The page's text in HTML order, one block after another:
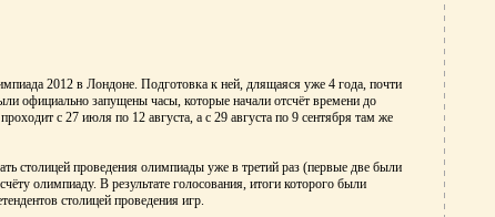
2012 в Лондоне. Подготовка к ней, длящаяся уже 4 года, почти
официально запущены часы, которые начали отсчёт времени до
с 27 июля по 12 августа, а с 29 августа по 9 сентября там же
столицей проведения олимпиады уже в третий раз (первые две были
олимпиаду. В результате голосования, итоги которого были
столицей проведения игр.